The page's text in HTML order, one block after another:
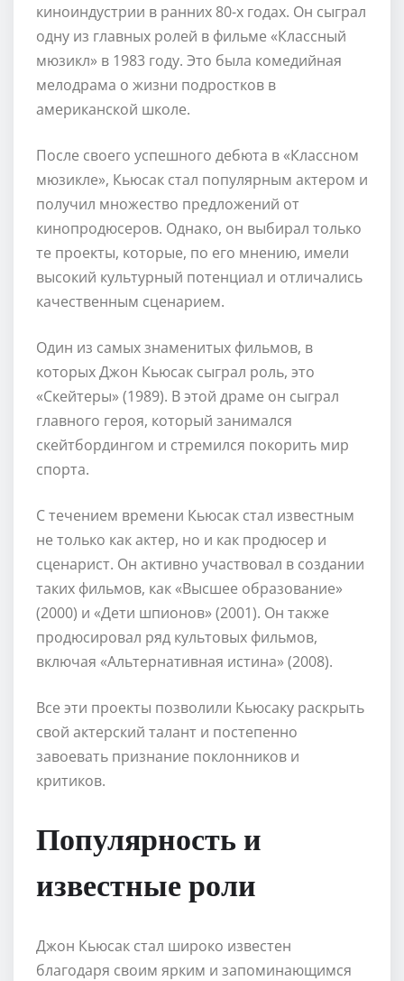
киноиндустрии в ранних 80-х годах. Он сыграл
одну из главных ролей в фильме «Классный
мюзикл» в 1983 году. Это была комедийная
мелодрама о жизни подростков в
американской школе.
После своего успешного дебюта в «Классном
мюзикле», Кьюсак стал популярным актером и
получил множество предложений от
кинопродюсеров. Однако, он выбирал только
те проекты, которые, по его мнению, имели
высокий культурный потенциал и отличались
качественным сценарием.
Один из самых знаменитых фильмов, в
которых Джон Кьюсак сыграл роль, это
«Скейтеры» (1989). В этой драме он сыграл
главного героя, который занимался
скейтбордингом и стремился покорить мир
спорта.
С течением времени Кьюсак стал известным
не только как актер, но и как продюсер и
сценарист. Он активно участвовал в создании
таких фильмов, как «Высшее образование»
(2000) и «Дети шпионов» (2001). Он также
продюсировал ряд культовых фильмов,
включая «Альтернативная истина» (2008).
Все эти проекты позволили Кьюсаку раскрыть
свой актерский талант и постепенно
завоевать признание поклонников и
критиков.
Популярность и
известные роли
Джон Кьюсак стал широко известен
благодаря своим ярким и запоминающимся